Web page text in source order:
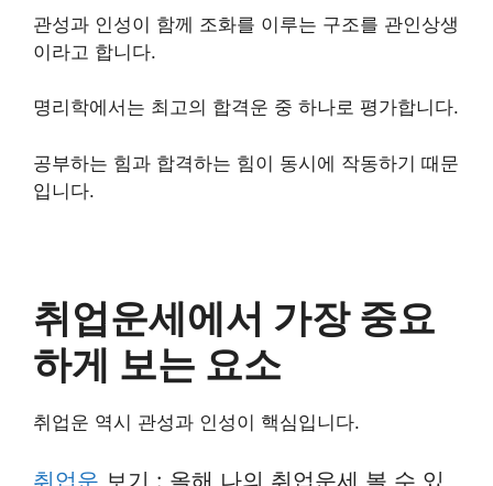
관성과 인성이 함께 조화를 이루는 구조를 관인상생
이라고 합니다.
명리학에서는 최고의 합격운 중 하나로 평가합니다.
공부하는 힘과 합격하는 힘이 동시에 작동하기 때문
입니다.
취업운세에서 가장 중요
하게 보는 요소
취업운 역시 관성과 인성이 핵심입니다.
취업운 보기 : 올해 나의 취업운세 볼 수 있